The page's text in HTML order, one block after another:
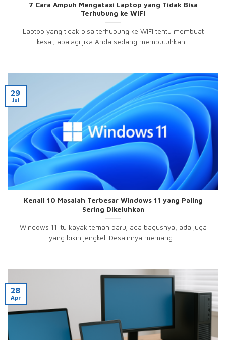
7 Cara Ampuh Mengatasi Laptop yang Tidak Bisa
Terhubung ke WiFi
Laptop yang tidak bisa terhubung ke WiFi tentu membuat
kesal, apalagi jika Anda sedang membutuhkan...
Kenali 10 Masalah Terbesar Windows 11 yang Paling
Sering Dikeluhkan
Windows 11 itu kayak teman baru; ada bagusnya, ada juga
yang bikin jengkel. Desainnya memang...
29
Jul
28
Apr